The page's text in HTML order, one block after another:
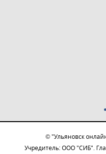
© "Ульяновск
Учредитель: ООО "СИБ".